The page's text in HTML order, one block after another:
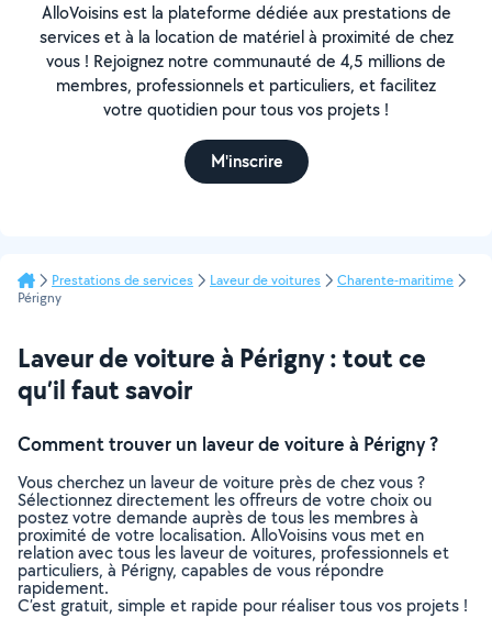
AlloVoisins est la plateforme dédiée aux prestations de
services et à la location de matériel à proximité de chez
vous ! Rejoignez notre communauté de 4,5 millions de
membres, professionnels et particuliers, et facilitez
votre quotidien pour tous vos projets !
M'inscrire
Prestations de services Laveur de voitures
Charente-maritime
Périgny
Laveur de voiture à Périgny : tout ce
qu’il faut savoir
Comment trouver un laveur de voiture à Périgny ?
Vous cherchez un laveur de voiture près de chez vous ?
Sélectionnez directement les offreurs de votre choix ou
postez votre demande auprès de tous les membres à
proximité de votre localisation. AlloVoisins vous met en
relation avec tous les laveur de voitures, professionnels et
particuliers, à Périgny, capables de vous répondre
rapidement.
C’est gratuit, simple et rapide pour réaliser tous vos projets !